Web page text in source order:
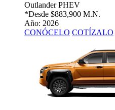
Outlander PHEV
*Desde $883,900 M.N.
Año: 2026
CONÓCELO COTÍZALO